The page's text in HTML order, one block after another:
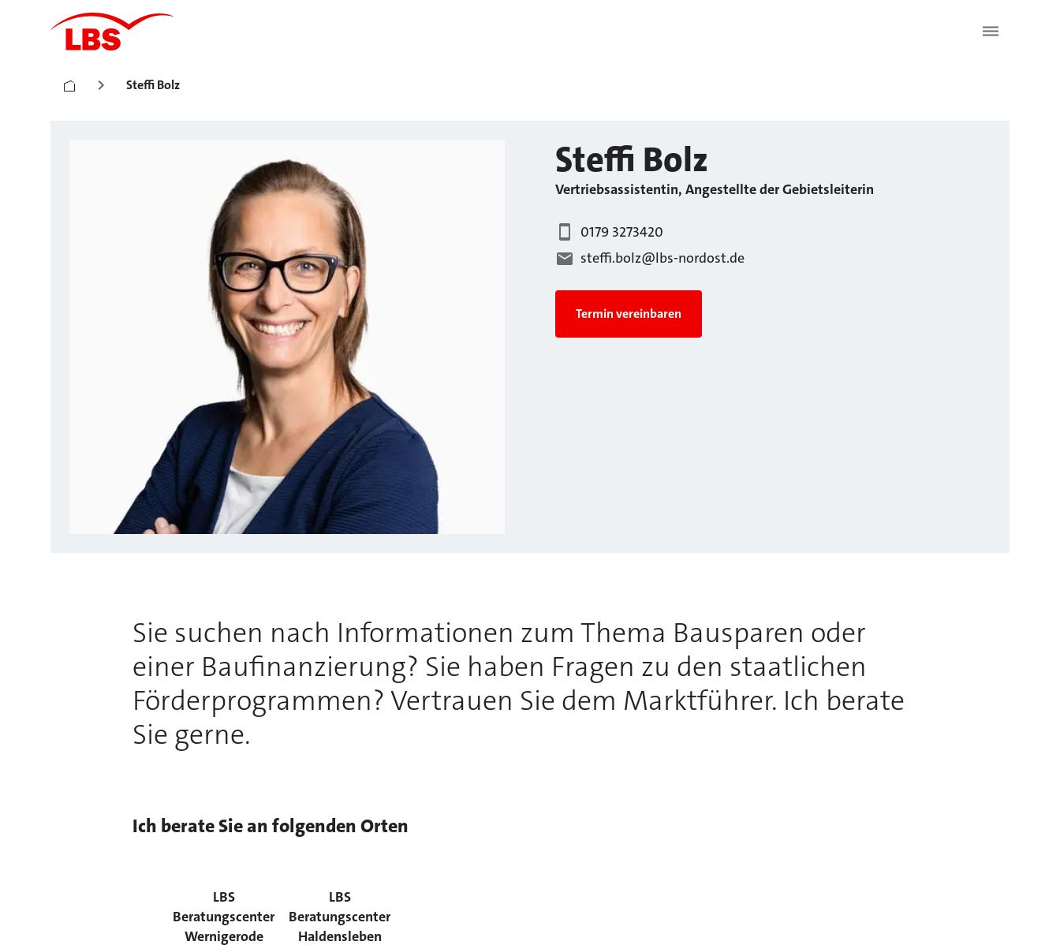
Steffi Bolz
Steffi Bolz
Vertriebsassistentin, Angestellte der Gebietsleiterin
0179 3273420
steffi.bolz@lbs-nordost.de
Termin vereinbaren
Sie suchen nach Informationen zum Thema Bausparen oder
einer Baufinanzierung? Sie haben Fragen zu den staatlichen
Förderprogrammen? Vertrauen Sie dem Marktführer. Ich berate
Sie gerne.
Ich berate Sie an folgenden Orten
LBS
Beratungscenter
Wernigerode
LBS
Beratungscenter
Haldensleben